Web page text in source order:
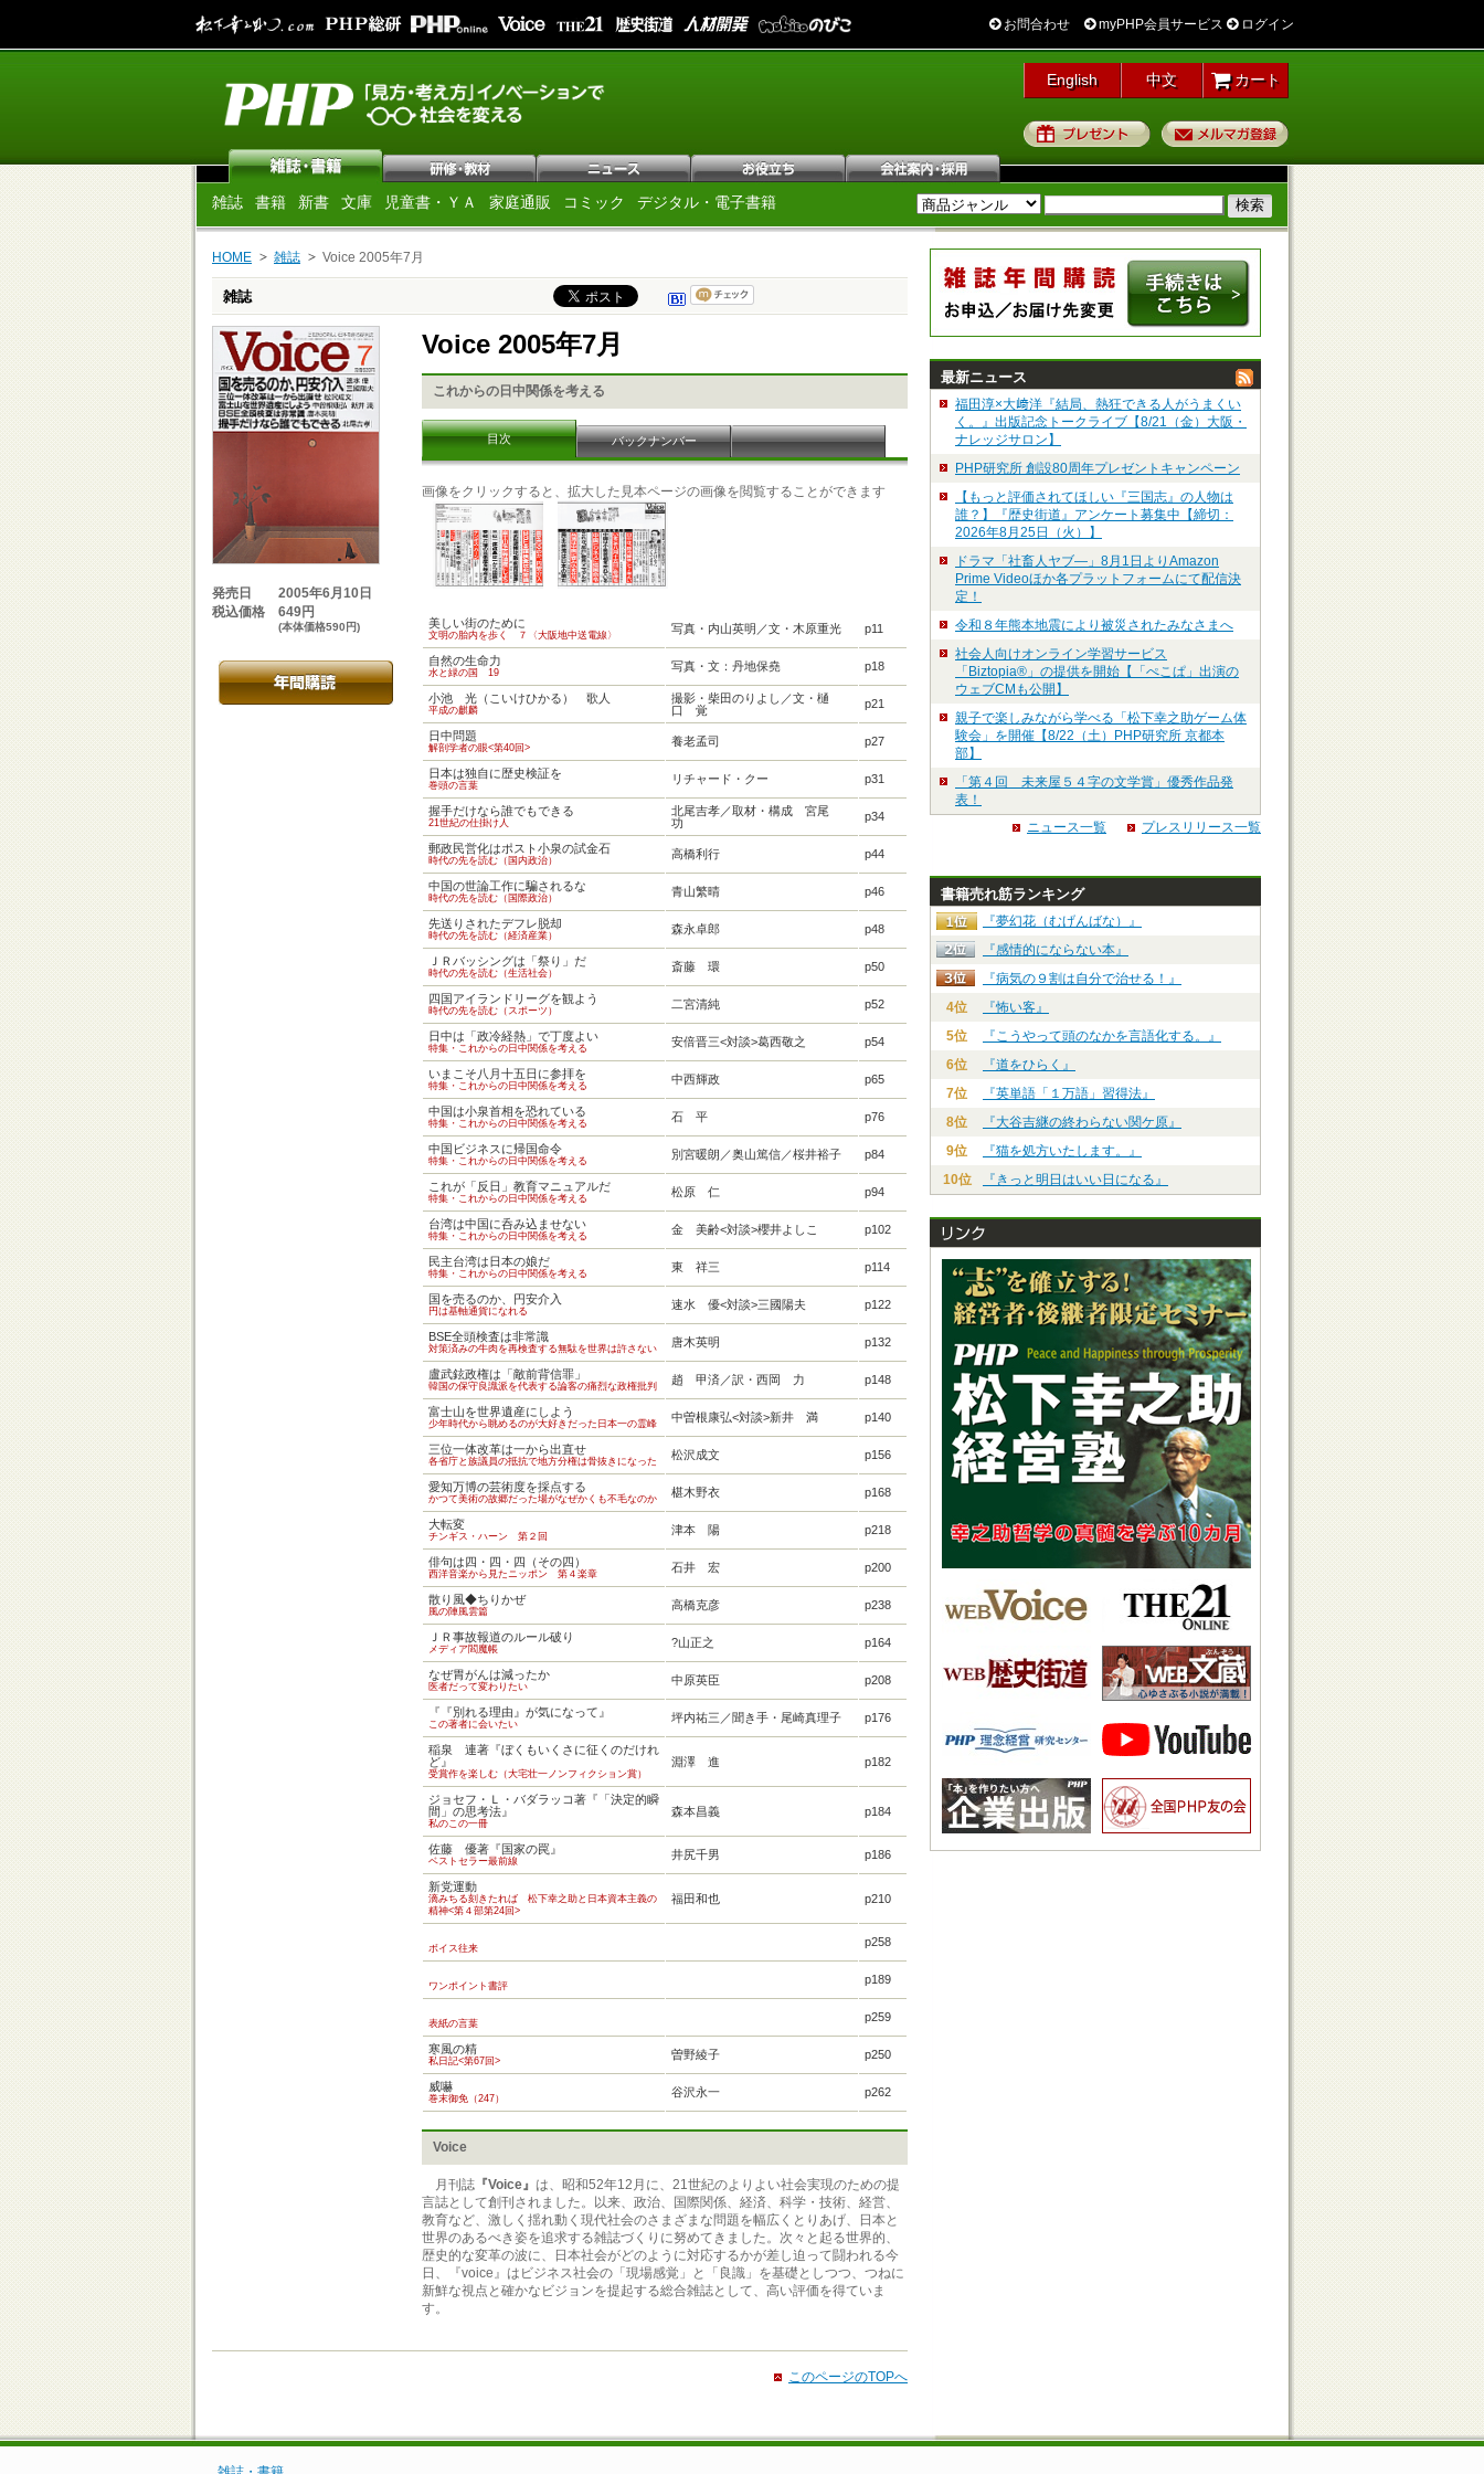
お問合わせ myPHP会員サービス ログイン
English 中文 カート
プレゼント
雑誌 書籍 新書 文庫 児童書・ＹＡ 家庭通販 コミック デジタル・電子書籍
HOME 雑誌 Voice 2005年7月
雑誌
発売日
2005年6月10日
税込価格
649円
(本体価格590円)
Voice 2005年7月
これからの日中関係を考える
目次 バックナンバー
画像をクリックすると、拡大した見本ページの画像を閲覧することができます
美しい街のために
文明の胎内を歩く ７〈大阪地中送電線〉 写真・内山英明／文・木原重光 p11
自然の生命力
水と緑の国 19 写真・文：丹地保堯 p18
小池 光（こいけひかる） 歌人
平成の麒麟
撮影・柴田のりよし／文・樋
口 覚
p21
日中問題
解剖学者の眼<第40回> 養老孟司 p27
日本は独自に歴史検証を
巻頭の言葉 リチャード・クー p31
握手だけなら誰でもできる
21世紀の仕掛け人
北尾吉孝／取材・構成 宮尾
功
p34
郵政民営化はポスト小泉の試金石
時代の先を読む（国内政治） 高橋利行 p44
中国の世論工作に騙されるな
時代の先を読む（国際政治） 青山繁晴 p46
先送りされたデフレ脱却
時代の先を読む（経済産業） 森永卓郎 p48
ＪＲバッシングは「祭り」だ
時代の先を読む（生活社会） 斎藤 環 p50
四国アイランドリーグを観よう
時代の先を読む（スポーツ） 二宮清純 p52
日中は「政冷経熱」で丁度よい
特集・これからの日中関係を考える 安倍晋三<対談>葛西敬之 p54
いまこそ八月十五日に参拝を
特集・これからの日中関係を考える 中西輝政 p65
中国は小泉首相を恐れている
特集・これからの日中関係を考える 石 平 p76
中国ビジネスに帰国命令
特集・これからの日中関係を考える 別宮暖朗／奥山篤信／桜井裕子 p84
これが「反日」教育マニュアルだ
特集・これからの日中関係を考える 松原 仁 p94
台湾は中国に呑み込ませない
特集・これからの日中関係を考える 金 美齢<対談>櫻井よしこ p102
民主台湾は日本の娘だ
特集・これからの日中関係を考える 東 祥三 p114
国を売るのか、円安介入
円は基軸通貨になれる 速水 優<対談>三國陽夫 p122
BSE全頭検査は非常識
対策済みの牛肉を再検査する無駄を世界は許さない 唐木英明 p132
盧武鉉政権は「敵前背信罪」
韓国の保守良識派を代表する論客の痛烈な政権批判 趙 甲済／訳・西岡 力 p148
富士山を世界遺産にしよう
少年時代から眺めるのが大好きだった日本一の霊峰 中曽根康弘<対談>新井 満 p140
三位一体改革は一から出直せ
各省庁と族議員の抵抗で地方分権は骨抜きになった 松沢成文 p156
愛知万博の芸術度を採点する
かつて美術の故郷だった場がなぜかくも不毛なのか 椹木野衣 p168
大転変
チンギス・ハーン 第２回 津本 陽 p218
俳句は四・四・四（その四）
西洋音楽から見たニッポン 第４楽章 石井 宏 p200
散り風◆ちりかぜ
風の陣風雲篇 高橋克彦 p238
ＪＲ事故報道のルール破り
メディア閻魔帳 ?山正之 p164
なぜ胃がんは減ったか
医者だって変わりたい 中原英臣 p208
『『別れる理由』が気になって』
この著者に会いたい 坪内祐三／聞き手・尾崎真理子 p176
稲泉 連著『ぼくもいくさに征くのだけれ
ど』
受賞作を楽しむ（大宅壮一ノンフィクション賞）
淵澤 進 p182
ジョセフ・Ｌ・バダラッコ著『「決定的瞬
間」の思考法』
私のこの一冊
森本昌義 p184
佐藤 優著『国家の罠』
ベストセラー最前線 井尻千男 p186
新党運動
滴みちる刻きたれば 松下幸之助と日本資本主義の
精神<第４部第24回>
福田和也 p210
ボイス往来 p258
ワンポイント書評 p189
表紙の言葉 p259
寒風の精
私日記<第67回> 曽野綾子 p250
威嚇
巻末御免（247） 谷沢永一 p262
Voice
月刊誌 『Voice』 は、昭和52年12月に、21世紀のよりよい社会実現のための提
言誌として創刊されました。以来、政治、国際関係、経済、科学・技術、経営、
教育など、激しく揺れ動く現代社会のさまざまな問題を幅広くとりあげ、日本と
世界のあるべき姿を追求する雑誌づくりに努めてきました。次々と起る世界的、
歴史的な変革の波に、日本社会がどのように対応するかが差し迫って闘われる今
日、『voice』はビジネス社会の「現場感覚」と「良識」を基礎としつつ、つねに
新鮮な視点と確かなビジョンを提起する総合雑誌として、高い評価を得ていま
す。
このページのTOPへ
最新ニュース
福田淳×大﨑洋『結局、熱狂できる人がうまくい
く。』出版記念トークライブ【8/21（金）大阪・
ナレッジサロン】
PHP研究所 創設80周年プレゼントキャンペーン
【もっと評価されてほしい『三国志』の人物は
誰？】『歴史街道』アンケート募集中【締切：
2026年8月25日（火）】
ドラマ「社畜人ヤブ―」8月1日よりAmazon
Prime Videoほか各プラットフォームにて配信決
定！
令和８年熊本地震により被災されたみなさまへ
社会人向けオンライン学習サービス
「Biztopia®」の提供を開始【「ぺこぱ」出演の
ウェブCMも公開】
親子で楽しみながら学べる「松下幸之助ゲーム体
験会」を開催【8/22（土）PHP研究所 京都本
部】
「第４回 未来屋５４字の文学賞」優秀作品発
表！
ニュース一覧
プレスリリース一覧
書籍売れ筋ランキング
『夢幻花（むげんばな）』
『感情的にならない本』
『病気の９割は自分で治せる！』
4位
『怖い客』
5位
『こうやって頭のなかを言語化する。』
6位
『道をひらく』
7位
『英単語「１万語」習得法』
8位
『大谷吉継の終わらない関ケ原』
9位
『猫を処方いたします。』
10位
『きっと明日はいい日になる』